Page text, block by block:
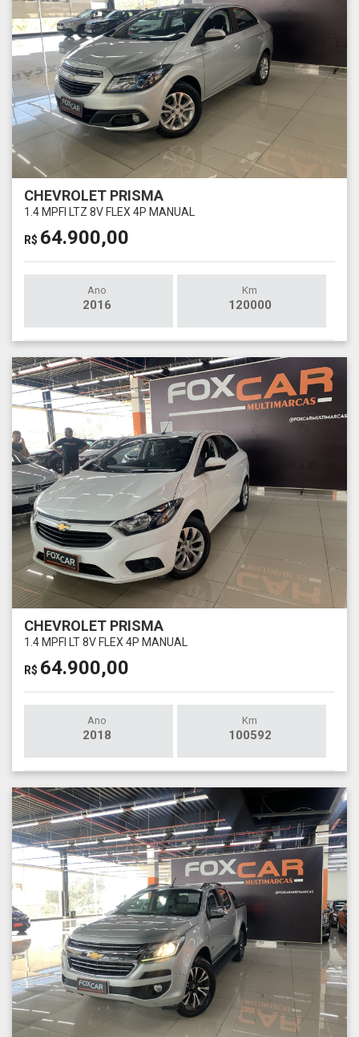
CHEVROLET PRISMA
1.4 MPFI LTZ 8V FLEX 4P MANUAL
R$ 64.900,00
Ano
2016
Km
120000
CHEVROLET PRISMA
1.4 MPFI LT 8V FLEX 4P MANUAL
R$ 64.900,00
Ano
2018
Km
100592